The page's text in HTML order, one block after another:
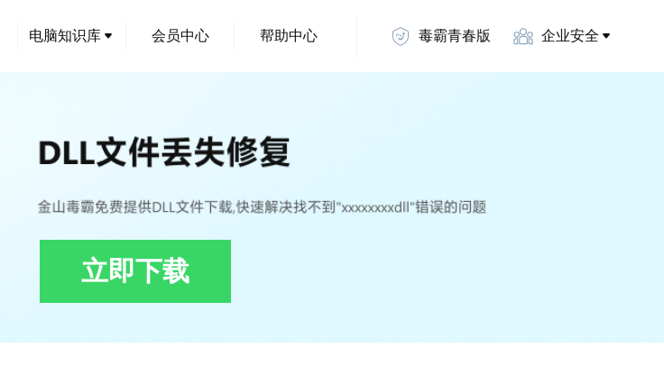
电脑知识库 会员中心 帮助中心 毒霸青春版 企业安全
立即下载